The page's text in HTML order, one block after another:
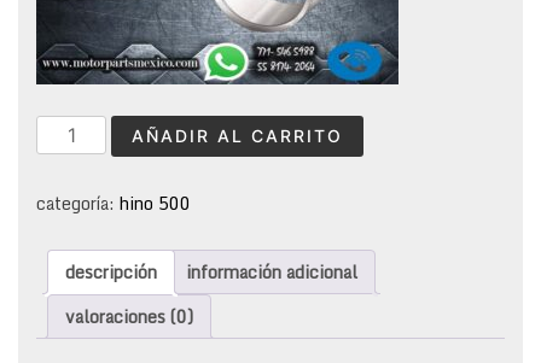
metal
de
hino
s1170-
32000
j05c
cantidad
AÑADIR AL CARRITO
categoría: hino 500
descripción
información adicional
valoraciones (0)